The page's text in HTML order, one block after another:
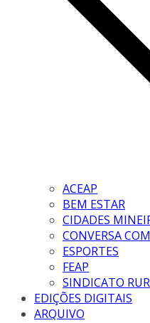
ACEAP
BEM ESTAR
CIDADES
CONVERSA
ESPORTES
FEAP
SINDICATO
EDIÇÕES DIGITAIS
ARQUIVO